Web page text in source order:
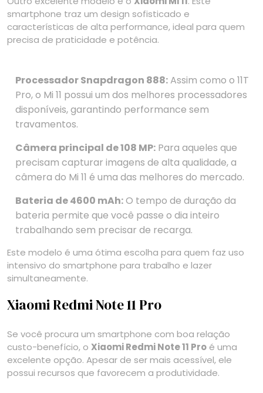
smartphone traz um design sofisticado e
características de alta performance, ideal para quem
precisa de praticidade e potência.
Processador Snapdragon 888:Assim como o 11T
Pro, o Mi 11 possui um dos melhores processadores
disponíveis, garantindo performance sem
travamentos.
Câmera principal de 108 MP: Para aqueles que
precisam capturar imagens de alta qualidade, a
câmera do Mi 11 é uma das melhores do mercado.
Bateria de 4600 mAh:O tempo de duração da
bateria permite que você passe o dia inteiro
trabalhando sem precisar de recarga.
Este modelo é uma ótima escolha para quem faz uso
intensivo do smartphone para trabalho e lazer
simultaneamente.
Xiaomi Redmi Note 11 Pro
Se você procura um smartphone com boa relação
custo-benefício, o Xiaomi Redmi Note 11 Pro é uma
excelente opção. Apesar de ser mais acessível, ele
possui recursos que favorecem a produtividade.